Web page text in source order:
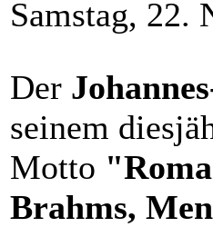
Samstag, 22.
Der
seinem
Motto
Brahms,